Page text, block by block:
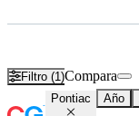
Filtro (1)Compara
Pontiac Año